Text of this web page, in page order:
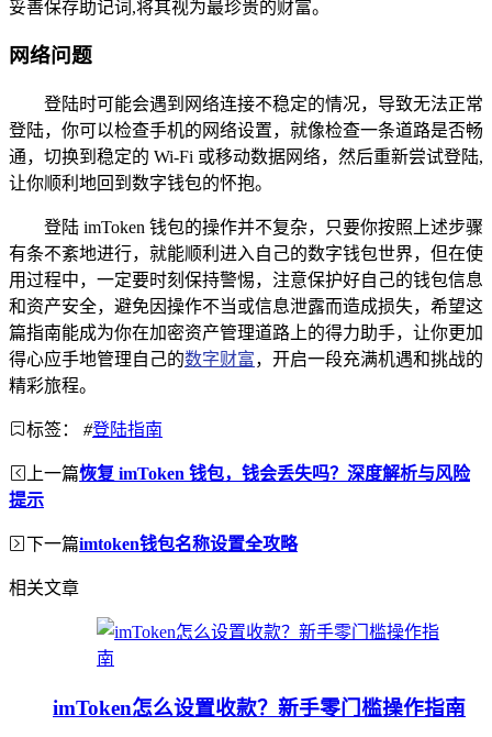
妥善保存助记词,将其视为最珍贵的财富。
网络问题
登陆时可能会遇到网络连接不稳定的情况，导致无法正常
登陆，你可以检查手机的网络设置，就像检查一条道路是否畅
通，切换到稳定的 Wi-Fi 或移动数据网络，然后重新尝试登陆,
让你顺利地回到数字钱包的怀抱。
登陆 imToken 钱包的操作并不复杂，只要你按照上述步骤
有条不紊地进行，就能顺利进入自己的数字钱包世界，但在使
用过程中，一定要时刻保持警惕，注意保护好自己的钱包信息
和资产安全，避免因操作不当或信息泄露而造成损失，希望这
篇指南能成为你在加密资产管理道路上的得力助手，让你更加
得心应手地管理自己的数字财富，开启一段充满机遇和挑战的
精彩旅程。
标签： #登陆指南
上一篇恢复 imToken 钱包，钱会丢失吗？深度解析与风险
提示
下一篇imtoken钱包名称设置全攻略
相关文章
imToken怎么设置收款？新手零门槛操作指南